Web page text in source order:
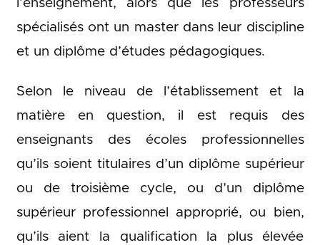
l’enseignement, alors que les professeurs
spécialisés ont un master dans leur discipline
et un diplôme d’études pédagogiques.
Selon le niveau de l’établissement et la
matière en question, il est requis des
enseignants des écoles professionnelles
qu’ils soient titulaires d’un diplôme supérieur
ou de troisième cycle, ou d’un diplôme
supérieur professionnel approprié, ou bien,
qu’ils aient la qualification la plus élevée